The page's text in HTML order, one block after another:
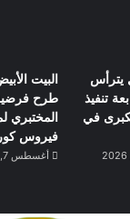
يترأس
تنفيذ
في
البيت
طرح
المختبري
فيروس
أغسطس 7, 2026